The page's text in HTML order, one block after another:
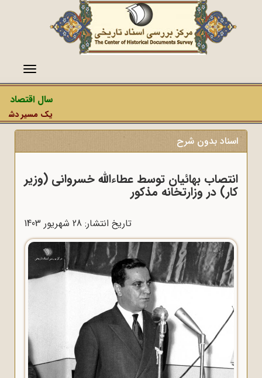
منو
سال اقتصاد
یک مسیر
اسناد بدون شرح
انتصاب بهائیان توسط عطاءالله خسروانی (وزیر
کار) در وزارتخانه مذکور
تاریخ انتشار: 28 شهريور 1403